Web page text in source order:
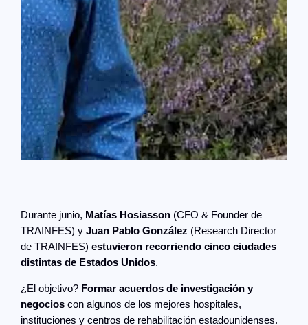
Durante junio, Matías Hosiasson (CFO & Founder de
TRAINFES) yJuan Pablo González (Research Director
de TRAINFES)estuvieron recorriendo cinco ciudades
distintas de Estados Unidos.
¿El objetivo? Formar acuerdos de investigación y
negocios con algunos de los mejores hospitales,
instituciones y centros de rehabilitación estadounidenses.